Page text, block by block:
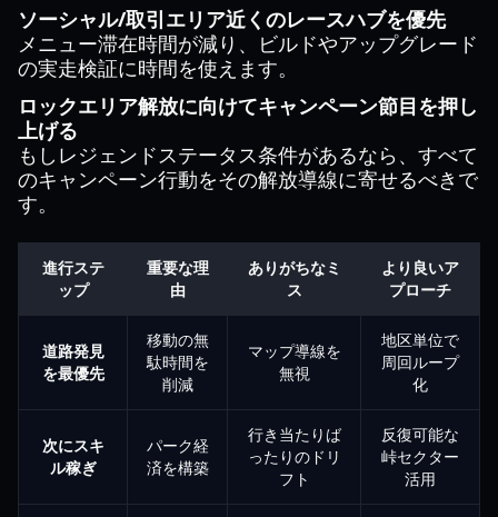
ソーシャル/取引エリア近くのレースハブを優先
メニュー滞在時間が減り、ビルドやアップグレード
の実走検証に時間を使えます。
ロックエリア解放に向けてキャンペーン節目を押し
上げる
もしレジェンドステータス条件があるなら、すべて
のキャンペーン行動をその解放導線に寄せるべきで
す。
進行ステ
ップ
重要な理
由
ありがちなミ
ス
より良いア
プローチ
道路発見
を最優先
移動の無
駄時間を
削減
マップ導線を
無視
地区単位で
周回ループ
化
次にスキ
ル稼ぎ
パーク経
済を構築
行き当たりば
ったりのドリ
フト
反復可能な
峠セクター
活用